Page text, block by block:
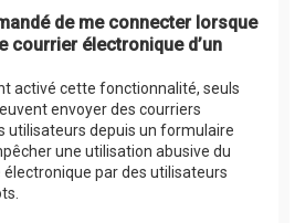
de me connecter lorsque
courrier électronique d’un
activé cette fonctionnalité, seuls
envoyer des courriers
utilisateurs depuis un formulaire
une utilisation abusive du
par des utilisateurs